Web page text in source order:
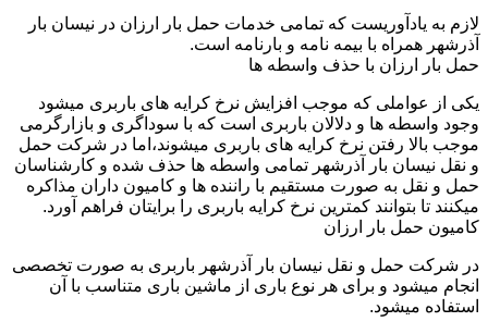
لازم به یادآوریست که تمامی خدمات حمل بار ارزان در نیسان بار
آذرشهر همراه با بیمه نامه و بارنامه است.
حمل بار ارزان با حذف واسطه ها
یکی از عواملی که موجب افزایش نرخ کرایه های باربری میشود
وجود واسطه ها و دلالان باربری است که با سوداگری و بازارگرمی
موجب بالا رفتن نرخ کرایه های باربری میشوند،اما در شرکت حمل
و نقل نیسان بار آذرشهر تمامی واسطه ها حذف شده و کارشناسان
حمل و نقل به صورت مستقیم با راننده ها و کامیون داران مذاکره
میکنند تا بتوانند کمترین نرخ کرایه باربری را برایتان فراهم آورد.
کامیون حمل بار ارزان
در شرکت حمل و نقل نیسان بار آذرشهر باربری به صورت تخصصی
انجام میشود و برای هر نوع باری از ماشین باری متناسب با آن
استفاده میشود.